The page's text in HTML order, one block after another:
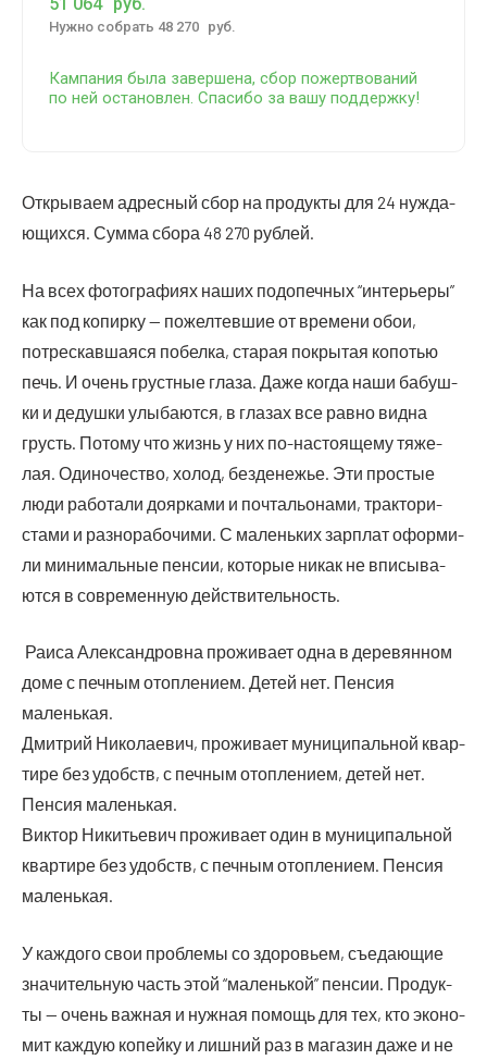
Нуж­но собрать 48 270 руб.
Кам­па­ния была завер­ше­на, сбор пожерт­во­ва­ний
по ней оста­нов­лен. Спа­си­бо за вашу поддержку!
Откры­ва­ем адрес­ный сбор на про­дук­ты для 24 нуж­да­
ю­щих­ся. Сум­ма сбо­ра 48 270 рублей.
На всех фото­гра­фи­ях наших под­опеч­ных “инте­рье­ры”
как под копир­ку — пожел­тев­шие от вре­ме­ни обои,
потрес­кав­ша­я­ся побел­ка, ста­рая покры­тая копо­тью
печь. И очень груст­ные гла­за. Даже когда наши бабуш­
ки и дедуш­ки улы­ба­ют­ся, в гла­зах все рав­но вид­на
грусть. Пото­му что жизнь у них по-насто­я­ще­му тяже­
лая. Оди­но­че­ство, холод, без­де­не­жье. Эти про­стые
люди рабо­та­ли дояр­ка­ми и поч­та­льо­на­ми, трак­то­ри­
ста­ми и раз­но­ра­бо­чи­ми. С малень­ких зар­плат офор­ми­
ли мини­маль­ные пен­сии, кото­рые никак не впи­сы­ва­
ют­ся в совре­мен­ную действительность.
Раи­са Алек­сан­дров­на про­жи­ва­ет одна в дере­вян­ном
доме с печ­ным отоп­ле­ни­ем. Детей нет. Пен­сия
маленькая.
Дмит­рий Нико­ла­е­вич, про­жи­ва­ет муни­ци­паль­ной квар­
ти­ре без удобств, с печ­ным отоп­ле­ни­ем, детей нет.
Пен­сия маленькая.
Вик­тор Ники­тье­вич про­жи­ва­ет один в муни­ци­паль­ной
квар­ти­ре без удобств, с печ­ным отоп­ле­ни­ем. Пен­сия
маленькая.
У каж­до­го свои про­бле­мы со здо­ро­вьем, съе­да­ю­щие
зна­чи­тель­ную часть этой “малень­кой” пен­сии. Про­дук­
ты — очень важ­ная и нуж­ная помощь для тех, кто эко­но­
мит каж­дую копей­ку и лиш­ний раз в мага­зин даже и не